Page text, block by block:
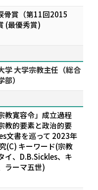
骨賞（第11回2015
(最優秀賞)
学 大学宗教主任（総合
）
教寛容令」成立過程
教的要素と政治的要
文書を巡って 2023年
(C) キーワード(宗教
イ、D.B.Sickles、キ
ラーマ五世)